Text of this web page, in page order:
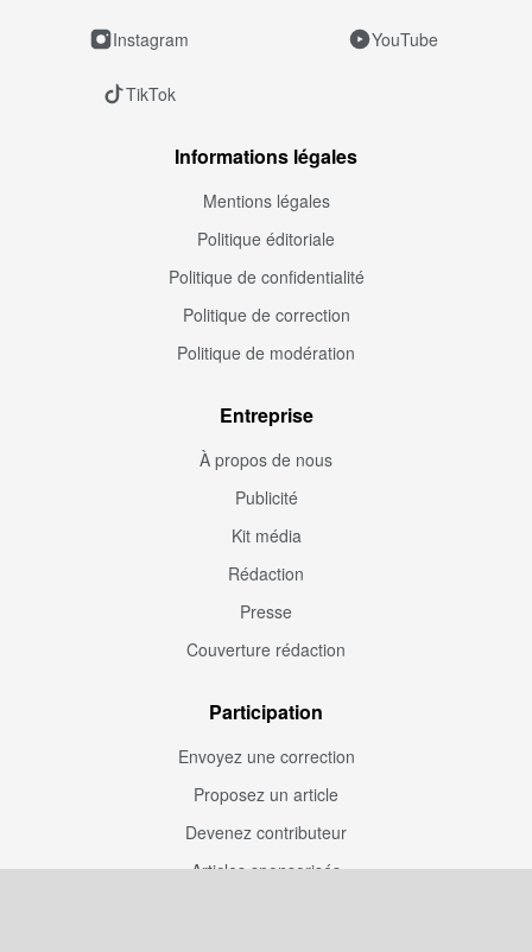
Instagram YouTube
TikTok
Informations légales
Mentions légales
Politique éditoriale
Politique de confidentialité
Politique de correction
Politique de modération
Entreprise
À propos de nous
Publicité
Kit média
Rédaction
Presse
Couverture rédaction
Participation
Envoyez une correction
Proposez un article
Devenez contributeur
Articles sponsorisés